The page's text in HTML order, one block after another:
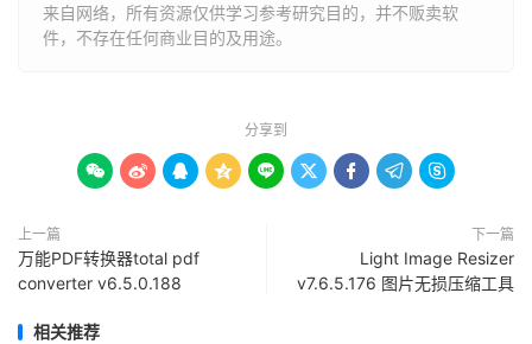
来自网络，所有资源仅供学习参考研究目的，并不贩卖软
件，不存在任何商业目的及用途。
分享到
        
上一篇
万能PDF转换器total pdf
converter v6.5.0.188
下一篇
Light Image Resizer
v7.6.5.176 图片无损压缩工具
相关推荐